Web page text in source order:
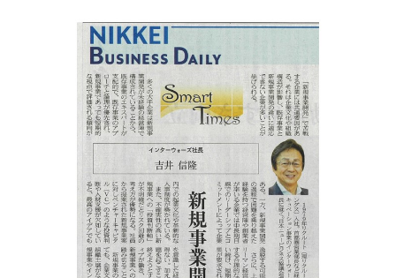
o
o
k
I
n